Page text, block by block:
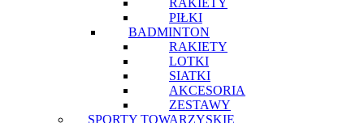
RAKIETY
PIŁKI
BADMINTON
RAKIETY
LOTKI
SIATKI
AKCESORIA
ZESTAWY
SPORTY TOWARZYSKIE